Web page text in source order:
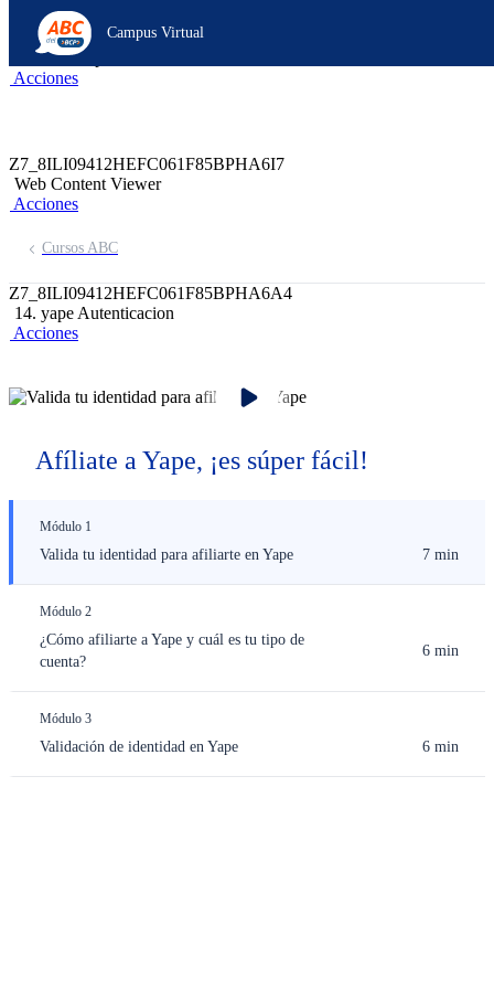
Z6_8ILI09412HEFC061F85BPHA623
Z7_8ILI09412HEFC061F85BPHA6I5
header-campus-virtual-abc
Acciones
Campus Virtual
Z7_8ILI09412HEFC061F85BPHA6I7
Web Content Viewer
Acciones
Cursos ABC
Z7_8ILI09412HEFC061F85BPHA6A4
14. yape Autenticacion
Acciones
Afíliate a Yape, ¡es súper fácil!
Módulo 1
Valida tu identidad para afiliarte en Yape 7 min
Módulo 2
¿Cómo afiliarte a Yape y cuál es tu tipo de
cuenta?
6 min
Módulo 3
Validación de identidad en Yape 6 min